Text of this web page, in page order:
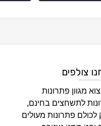
צולפים
מגוון פתרונות
לתשחצים בחינם,
פתרונות מעולים